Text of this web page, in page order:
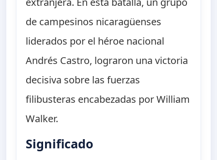
de campesinos nicaragüenses
liderados por el héroe nacional
Andrés Castro, lograron una victoria
decisiva sobre las fuerzas
filibusteras encabezadas por William
Walker.
Significado